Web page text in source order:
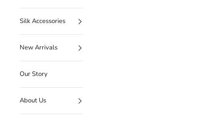
Silk Accessories
New Arrivals
Our Story
About Us